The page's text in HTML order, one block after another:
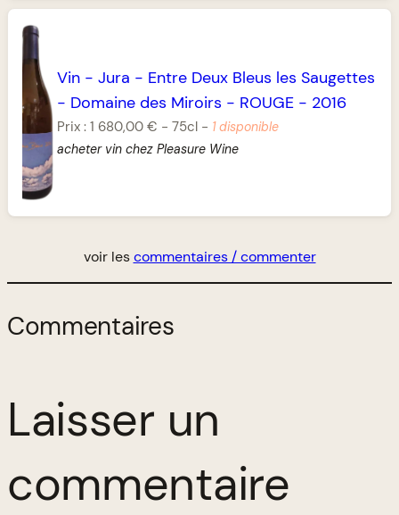
Vin- Jura - Entre Deux Bleus les Saugettes
- Domaine des Miroirs - ROUGE- 2016
Prix : 1 680,00 € - 75cl- 1 disponible
acheter vin chez Pleasure Wine
voir lescommentaires / commenter
Commentaires
Laisser un
commentaire